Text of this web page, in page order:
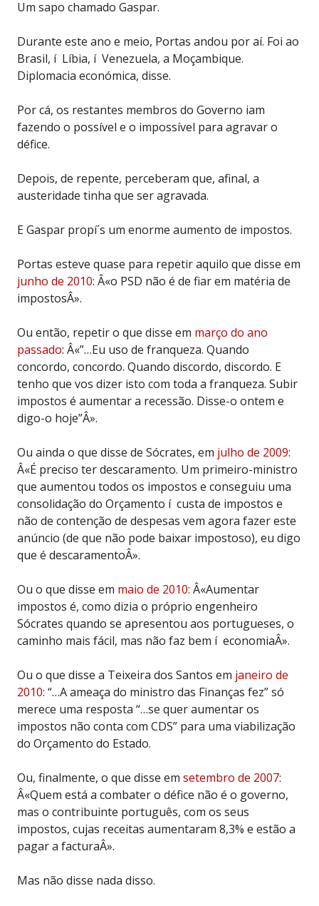
Um sapo chamado Gaspar.
Durante este ano e meio, Portas andou por aí. Foi ao
Brasil, í Líbia, í Venezuela, a Moçambique.
Diplomacia económica, disse.
Por cá, os restantes membros do Governo iam
fazendo o possível e o impossível para agravar o
défice.
Depois, de repente, perceberam que, afinal, a
austeridade tinha que ser agravada.
E Gaspar propí´s um enorme aumento de impostos.
Portas esteve quase para repetir aquilo que disse em
junho de 2010: Â«o PSD não é de fiar em matéria de
impostosÂ».
Ou então, repetir o que disse em março do ano
passado: Â«”…Eu uso de franqueza. Quando
concordo, concordo. Quando discordo, discordo. E
tenho que vos dizer isto com toda a franqueza. Subir
impostos é aumentar a recessão. Disse-o ontem e
digo-o hoje”Â».
Ou ainda o que disse de Sócrates, em julho de 2009:
Â«É preciso ter descaramento. Um primeiro-ministro
que aumentou todos os impostos e conseguiu uma
consolidação do Orçamento í custa de impostos e
não de contenção de despesas vem agora fazer este
anúncio (de que não pode baixar impostoso), eu digo
que é descaramentoÂ».
Ou o que disse em maio de 2010: Â«Aumentar
impostos é, como dizia o próprio engenheiro
Sócrates quando se apresentou aos portugueses, o
caminho mais fácil, mas não faz bem í economiaÂ».
Ou o que disse a Teixeira dos Santos em janeiro de
2010: “…A ameaça do ministro das Finanças fez” só
merece uma resposta “…se quer aumentar os
impostos não conta com CDS” para uma viabilização
do Orçamento do Estado.
Ou, finalmente, o que disse em setembro de 2007:
Â«Quem está a combater o défice não é o governo,
mas o contribuinte português, com os seus
impostos, cujas receitas aumentaram 8,3% e estão a
pagar a facturaÂ».
Mas não disse nada disso.